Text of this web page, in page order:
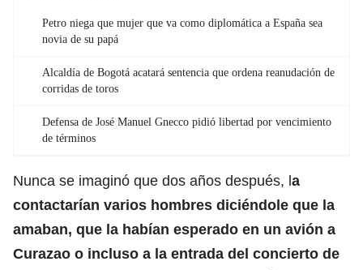
Petro niega que mujer que va como diplomática a España sea
novia de su papá
Alcaldía de Bogotá acatará sentencia que ordena reanudación de
corridas de toros
Defensa de José Manuel Gnecco pidió libertad por vencimiento
de términos
Nunca se imaginó que dos años después, la
contactarían varios hombres diciéndole que la
amaban, que la habían esperado en un avión a
Curazao o incluso a la entrada del concierto de